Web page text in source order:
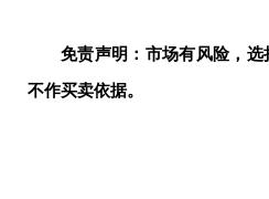
免责声明：市场有风险，选
不作买卖依据。